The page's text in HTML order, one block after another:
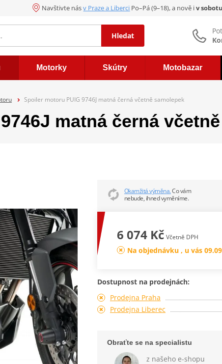
Navštivte násv Praze a Liberci Po–Pá (9–18), a nově iv sobotu
Hledat
Motorky Skútry Motobazar
Spoiler motoru PUIG 9746J matná černá včetně samolepek
matná černá
Okamžitá výměna.Co vám
nebude, ihned vyměníme.
6 074 Kč Včetně DPH
Na objednávku , u vás
Dostupnost na prodejnách:
Prodejna Praha
Prodejna Liberec
Obraťte se na specialistu
z našeho e-shopu